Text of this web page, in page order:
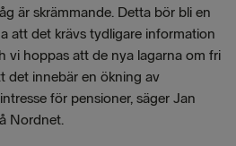
är skrämmande. Detta bör bli en
att det krävs tydligare information
vi hoppas att de nya lagarna om fri
det innebär en ökning av
för pensioner, säger Jan
Nordnet.